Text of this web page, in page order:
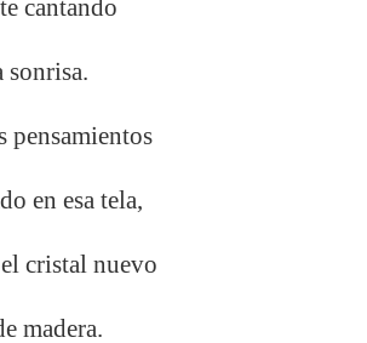
cantando
sonrisa.
pensamientos
en esa tela,
cristal nuevo
madera.